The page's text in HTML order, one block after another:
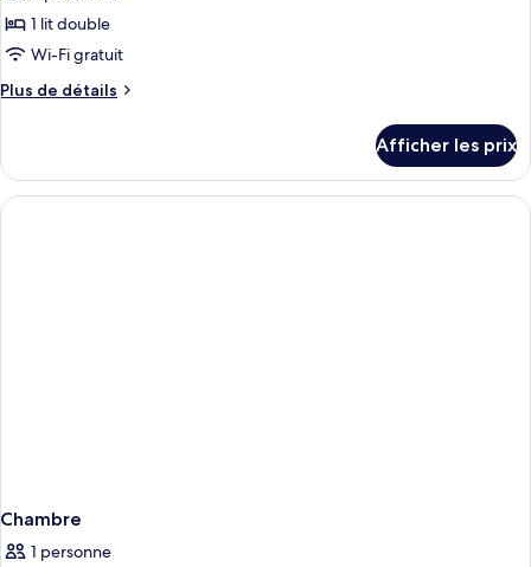
type
de
chambre :
Chambre
lit
double
1 lit double
Wi-Fi gratuit
Plus de détails
Plus
Chambre
exécutive,
1
Afficher les prix
Chambre
1 personne